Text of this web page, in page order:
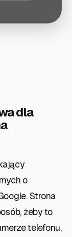
dla
o
Strona
żeby to
telefonu,